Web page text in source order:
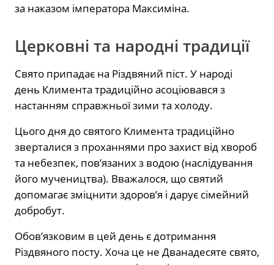
за наказом імператора Максиміна.
Церковні та народні традиції
Свято припадає на Різдвяний піст. У народі
день Климента традиційно асоціювався з
настанням справжньої зими та холоду.
Цього дня до святого Климента традиційно
зверталися з проханнями про захист від хвороб
та небезпек, пов’язаних з водою (наслідування
його мучеництва). Вважалося, що святий
допомагає зміцнити здоров’я і дарує сімейний
добробут.
Обов’язковим в цей день є дотримання
Різдвяного посту. Хоча це не Дванадесяте свято,